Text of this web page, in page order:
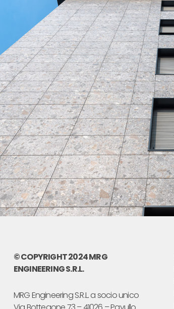
© COPYRIGHT 2024 MRG
ENGINEERING S.R.L.
MRG Engineering S.R.L. a socio unico